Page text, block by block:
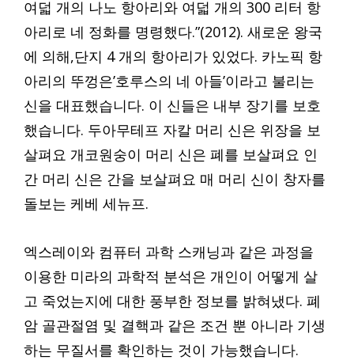
여덟 개의 나노 항아리와 여덟 개의 300 리터 항
아리로 네 정화를 명령했다.”(2012). 새로운 왕국
에 의해,단지 4 개의 항아리가 있었다. 카노픽 항
아리의 뚜껑은’호루스의 네 아들’이라고 불리는
신을 대표했습니다. 이 신들은 내부 장기를 보호
했습니다. 두아무테프 자칼 머리 신은 위장을 보
살펴요 개코원숭이 머리 신은 폐를 보살펴요 인
간 머리 신은 간을 보살펴요 매 머리 신이 창자를
돌보는 케베 세뉴프.
엑스레이와 컴퓨터 과학 스캐닝과 같은 과정을
이용한 미라의 과학적 분석은 개인이 어떻게 살
고 죽었는지에 대한 풍부한 정보를 밝혀냈다. 폐
암 골관절염 및 결핵과 같은 조건 뿐 아니라 기생
하는 무질서를 확인하는 것이 가능했습니다.